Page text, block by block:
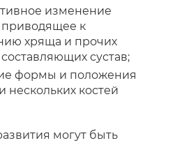
изменение
приводящее к
хряща и прочих
составляющих сустав;
формы и положения
нескольких костей
могут быть